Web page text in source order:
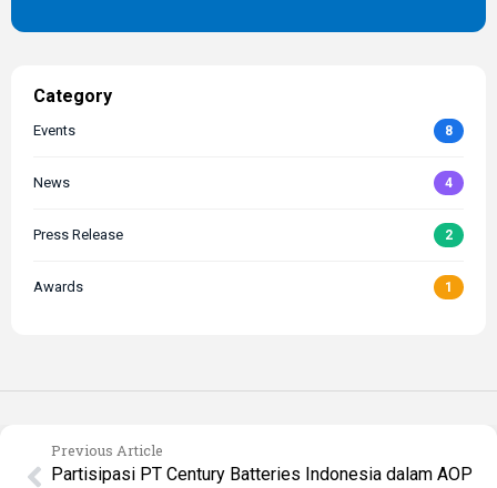
Category
Events 8
News 4
Press Release 2
Awards 1
Previous Article
Partisipasi PT Century Batteries Indonesia dalam AOP